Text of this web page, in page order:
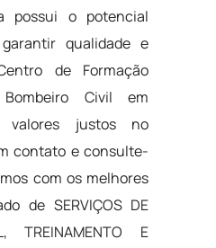
possui o potencial
qualidade e
de Formação
Civil em
valores justos no
contato e consulte-
com os melhores
de SERVIÇOS DE
TREINAMENTO E